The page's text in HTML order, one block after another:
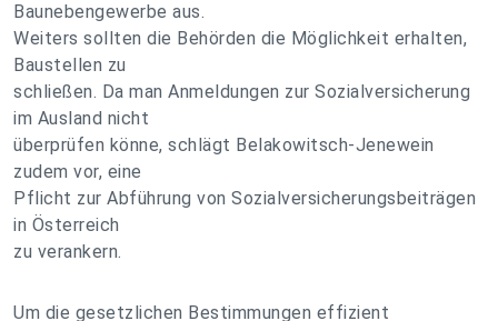
Baunebengewerbe aus.
Weiters sollten die Behörden die Möglichkeit erhalten,
Baustellen zu
schließen. Da man Anmeldungen zur Sozialversicherung
im Ausland nicht
überprüfen könne, schlägt Belakowitsch-Jenewein
zudem vor, eine
Pflicht zur Abführung von Sozialversicherungsbeiträgen
in Österreich
zu verankern.
Um die gesetzlichen Bestimmungen effizient